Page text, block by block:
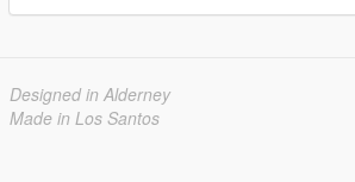
Designed in Alderney
Made in Los Santos